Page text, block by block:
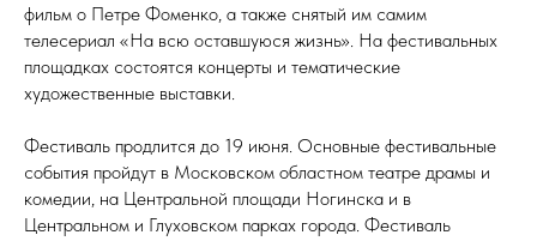
фильм о Петре Фоменко, а также снятый им самим
телесериал «На всю оставшуюся жизнь». На фестивальных
площадках состоятся концерты и тематические
художественные выставки.
Фестиваль продлится до 19 июня. Основные фестивальные
события пройдут в Московском областном театре драмы и
комедии, на Центральной площади Ногинска и в
Центральном и Глуховском парках города. Фестиваль